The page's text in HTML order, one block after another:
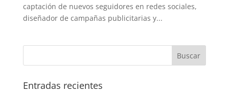
captación de nuevos seguidores en redes sociales,
diseñador de campañas publicitarias y...
Entradas recientes